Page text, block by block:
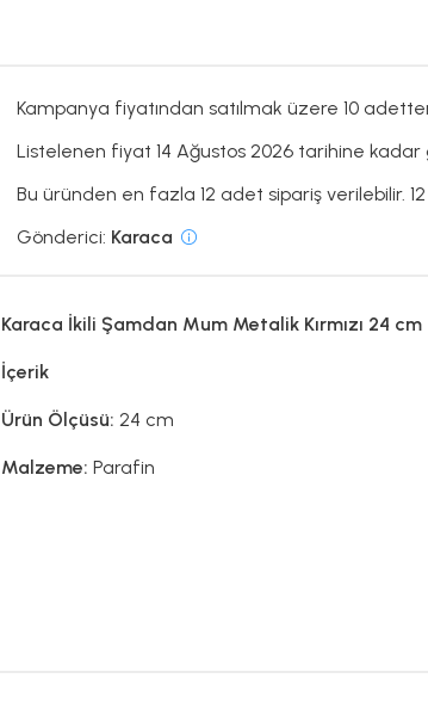
Kampanya fiyatından satılmak üzere 10
Listelenen fiyat 14 Ağustos 2026 tarihine kadar
Bu üründen en fazla 12 adet sipariş verilebilir.
Gönderici: Karaca
Karaca İkili Şamdan Mum Metalik Kırmızı 24 cm
İçerik
Ürün Ölçüsü:24 cm
Malzeme: Parafin